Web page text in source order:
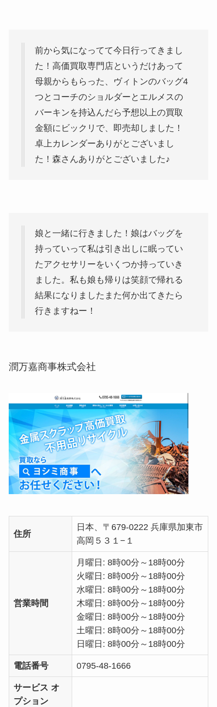
前から気になってて今日行ってきまし
た！高価買取専門店というだけあって
母親からもらった、ヴィトンのバッグ4
つとコーチのショルダーとエルメスの
バーキンを持込んだら予想以上の買取
金額にビックリで、即売却しました！
卓上カレンダーありがとございまし
た！森さんありがとございました♪
娘と一緒に行きました！娘はバッグを
持っていって私は引き出しに眠ってい
たアクセサリーをいくつか持っていき
ました。私も娘も帰りは笑顔で帰れる
結果になりましたまた何か出てきたら
行きますねー！
潤万嘉商事株式会社
住所
日本、〒679-0222 兵庫県加東市
高岡５３１−１
営業時間
月曜日: 8時00分～18時00分
火曜日: 8時00分～18時00分
水曜日: 8時00分～18時00分
木曜日: 8時00分～18時00分
金曜日: 8時00分～18時00分
土曜日: 8時00分～18時00分
日曜日: 8時00分～18時00分
電話番号 0795-48-1666
サービス オ
プション